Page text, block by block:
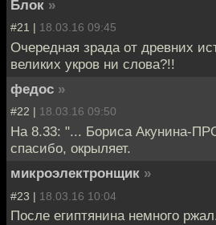
Блок »
#21 | 18.03.16 09:45
Очередная зрада от древних
великих укров ни слова?!!
федос »
#22 | 18.03.16 09:50
На 8.33: "... Бориса Акунина-
спасибо, окрыляет.
микроэлектронщик »
#23 | 18.03.16 10:04
После египтянина немного